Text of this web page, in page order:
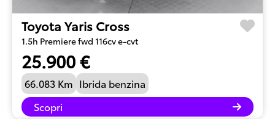
Toyota Yaris Cross
1.5h Premiere fwd 116cv e-cvt
25.900 €
66.083 Km Ibrida benzina
Scopri